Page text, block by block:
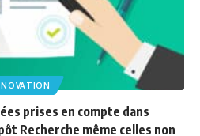
prises en compte dans
Recherche même celles non